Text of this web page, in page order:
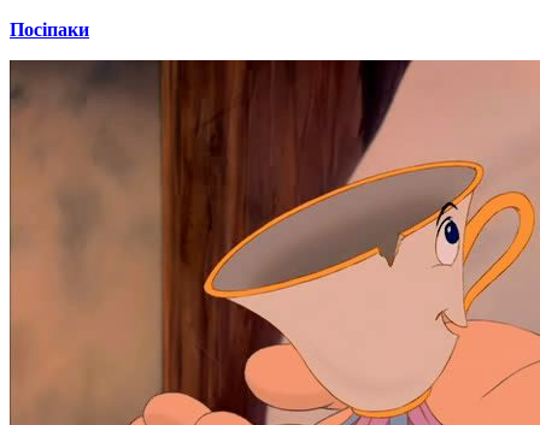
Посіпаки